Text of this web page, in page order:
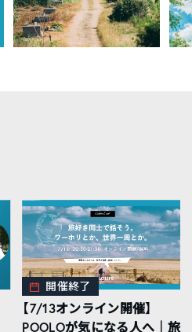
開催終了
【7/13オンライン開催】
POOLOが気になる人へ｜旅